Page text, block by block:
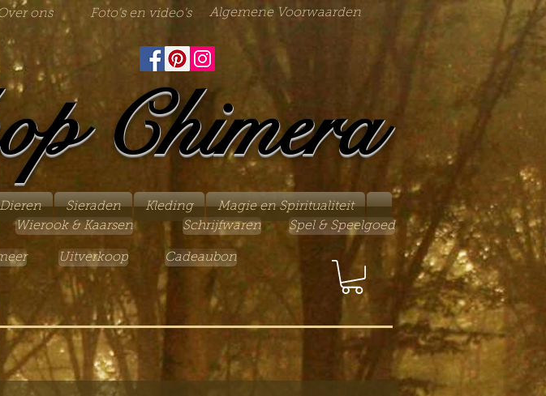
ons Foto's en video's Algemene Voorwaarden
Chimera
Dieren Sieraden Kleding
Magie en Spiritualiteit
Wierook & Kaarsen Schrijfwaren
Uitverkoop Cadeaubon
Spel & Speelgoed